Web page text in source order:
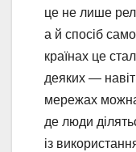
це не лише
а й спосіб
країнах це
деяких —
мережах можна
де люди
із